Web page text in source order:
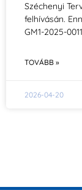
Széchenyi
felhívásán.
GM1-2025-
TOVÁBB »
2026-04-20